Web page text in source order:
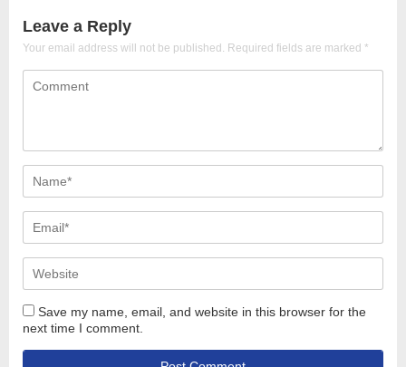
Leave a Reply
Your email address will not be published. Required fields are marked *
Save my name, email, and website in this browser for the
next time I comment.